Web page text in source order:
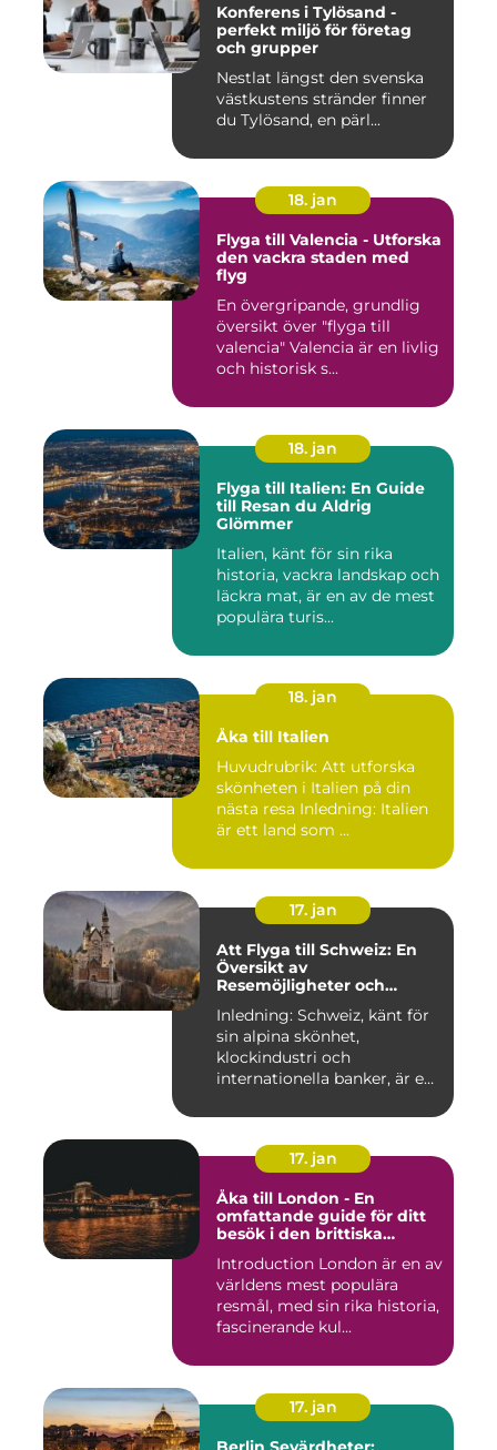
Konferens i Tylösand -
perfekt miljö för företag
och grupper
Nestlat längst den svenska
västkustens stränder finner
du Tylösand, en pärl...
18. jan
Flyga till Valencia - Utforska
den vackra staden med
flyg
En övergripande, grundlig
översikt över "flyga till
valencia" Valencia är en livlig
och historisk s...
18. jan
Flyga till Italien: En Guide
till Resan du Aldrig
Glömmer
Italien, känt för sin rika
historia, vackra landskap och
läckra mat, är en av de mest
populära turis...
18. jan
Åka till Italien
Huvudrubrik: Att utforska
skönheten i Italien på din
nästa resa Inledning: Italien
är ett land som ...
17. jan
Att Flyga till Schweiz: En
Översikt av
Resemöjligheter och
Nackdelar
Inledning: Schweiz, känt för
sin alpina skönhet,
klockindustri och
internationella banker, är en
17. jan
Åka till London - En
omfattande guide för ditt
besök i den brittiska
Introduction London är en av
världens mest populära
resmål, med sin rika historia,
fascinerande kul...
17. jan